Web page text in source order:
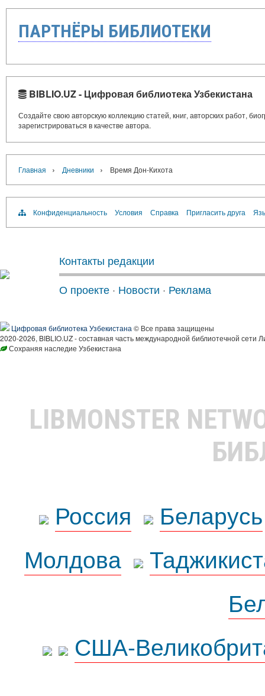
ПАРТНЁРЫ БИБЛИОТЕКИ
BIBLIO.UZ - Цифровая библиотека Узбекистана
Создайте свою авторскую коллекцию статей, книг, авторских работ,
зарегистрироваться в качестве автора.
Главная › Дневники › Время Дон-Кихота
Конфиденциальность Условия Справка Пригласить друга
Контакты редакции
О проекте · Новости · Реклама
Цифровая библиотека Узбекистана © Все права защищены
2020-2026, BIBLIO.UZ - составная часть международной библиотечной сети
Сохраняя наследие Узбекистана
LIBMONSTER
Россия
Беларусь
Молдова
США-